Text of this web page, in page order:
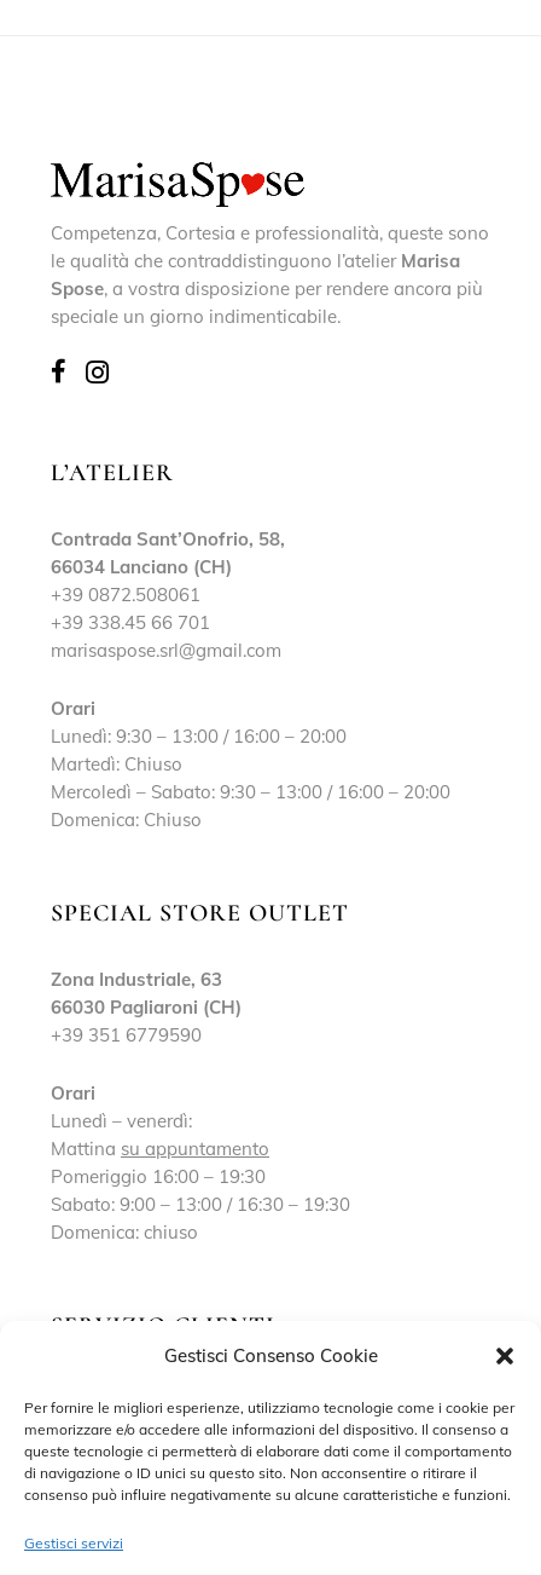
Gestisci Consenso Cookie
Per fornire le migliori esperienze, utilizziamo tecnologie come i cookie per
memorizzare e/o accedere alle informazioni del dispositivo. Il consenso a
queste tecnologie ci permetterà di elaborare dati come il comportamento
di navigazione o ID unici su questo sito. Non acconsentire o ritirare il
consenso può influire negativamente su alcune caratteristiche e funzioni.
Gestisci servizi
Competenza, Cortesia e professionalità, queste sono
le qualità che contraddistinguono l’atelier Marisa
Spose, a vostra disposizione per rendere ancora più
speciale un giorno indimenticabile.
L’ATELIER
Contrada Sant’Onofrio, 58,
66034 Lanciano (CH)
+39 0872.508061
+39 338.45 66 701
marisaspose.srl@gmail.com
Orari
Lunedì: 9:30 – 13:00 / 16:00 – 20:00
Martedì: Chiuso
Mercoledì – Sabato: 9:30 – 13:00 / 16:00 – 20:00
Domenica: Chiuso
SPECIAL STORE OUTLET
Zona Industriale, 63
66030 Pagliaroni (CH)
+39 351 6779590
Orari
Lunedì – venerdì:
Mattina su appuntamento
Pomeriggio 16:00 – 19:30
Sabato: 9:00 – 13:00 / 16:30 – 19:30
Domenica: chiuso
SERVIZIO CLIENTI
Contatti
Privacy Policy